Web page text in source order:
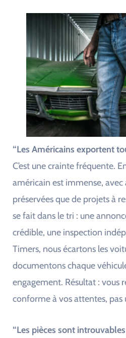
“Les Américains exportent
C’est une crainte fréquente.
américain est immense,
préservées que de projets à
se fait dans le tri : une
crédible, une inspection
Timers, nous écartons les
documentons chaque
engagement. Résultat : vous
conforme à vos attentes, pas
“Les pièces sont